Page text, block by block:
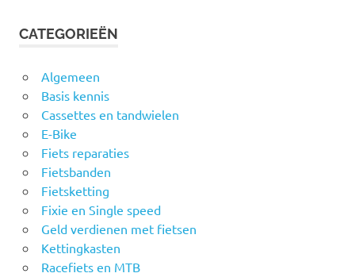
CATEGORIEËN
Algemeen
Basis kennis
Cassettes en tandwielen
E-Bike
Fiets reparaties
Fietsbanden
Fietsketting
Fixie en Single speed
Geld verdienen met fietsen
Kettingkasten
Racefiets en MTB